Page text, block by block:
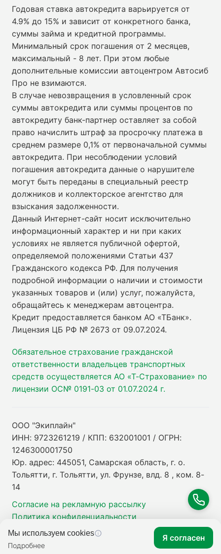
Годовая ставка автокредита варьируется от
4.9% до 15% и зависит от конкретного банка,
суммы займа и кредитной программы.
Минимальный срок погашения от 2 месяцев,
максимальный - 8 лет. При этом любые
дополнительные комиссии автоцентром Автосиб
Про не взимаются.
В случае невозвращения в условленный срок
суммы автокредита или суммы процентов по
автокредиту банк-партнер оставляет за собой
право начислить штраф за просрочку платежа в
среднем размере 0,1% от первоначальной суммы
автокредита. При несоблюдении условий
погашения автокредита данные о нарушителе
могут быть переданы в специальный реестр
должников и коллекторское агентство для
взыскания задолженности.
Данный Интернет-сайт носит исключительно
информационный характер и ни при каких
условиях не является публичной офертой,
определяемой положениями Статьи 437
Гражданского кодекса РФ. Для получения
подробной информации о наличии и стоимости
указанных товаров и (или) услуг, пожалуйста,
обращайтесь к менеджерам автоцентра.
Кредит предоставляется банком АО «ТБанк».
Лицензия ЦБ РФ № 2673 от 09.07.2024.
Обязательное страхование гражданской
ответственности владельцев транспортных
средств осуществляется АО «Т-Страхование» по
лицензии ОС№ 0191-03 от 01.07.2024 г.
ООО "Экиплайн"
ИНН: 9723261219 / КПП: 632001001 / ОГРН:
1246300001750
Юр. адрес: 445051, Самарская область, г. о.
Тольятти, г. Тольятти, ул. Фрунзе, влд. 8 , ком. 8-
14
Согласие на рекламную рассылку
Политика конфиденциальности
Мы используем cookies
Подробнее
Я согласен